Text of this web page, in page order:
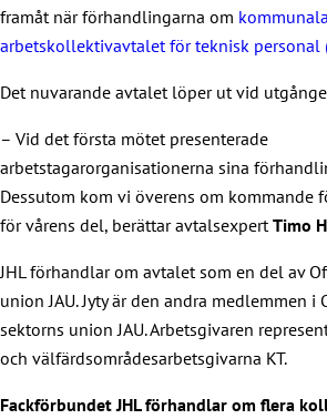
framåt när förhandlingarna om
arbetskollektivavtalet för teknisk personal
Det nuvarande avtalet löper ut vid
– Vid det första mötet presenterade
arbetstagarorganisationerna sina
Dessutom kom vi överens om kommande
för vårens del, berättar avtalsexpert Timo
JHL förhandlar om avtalet som en del av
union JAU. Jyty är den andra medlemmen i
sektorns union JAU. Arbetsgivaren
och välfärdsområdesarbetsgivarna KT.
Fackförbundet JHL förhandlar om flera